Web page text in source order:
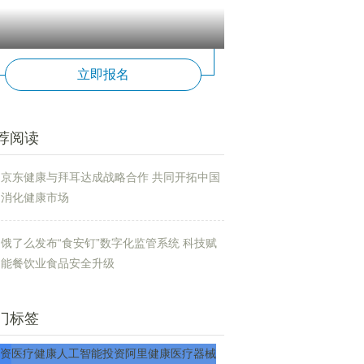
立即报名
阅读
京东健康与拜耳达成战略合作 共同开拓中国
消化健康市场
饿了么发布“食安钉”数字化监管系统 科技赋
能餐饮业食品安全升级
标签
医疗健康人工智能投资阿里健康医疗器械